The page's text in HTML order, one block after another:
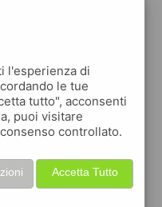
l'esperienza di
le tue
tutto", acconsenti
puoi visitare
controllato.
Accetta Tutto